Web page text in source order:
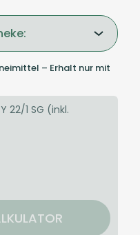
– Erhalt nur mit
22/1 SG (inkl.